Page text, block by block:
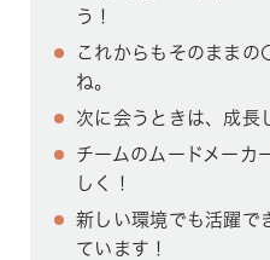
う！
これからもそのままの
ね。
次に会うときは、成長
チームのムードメーカ
しく！
新しい環境でも活躍で
ています！